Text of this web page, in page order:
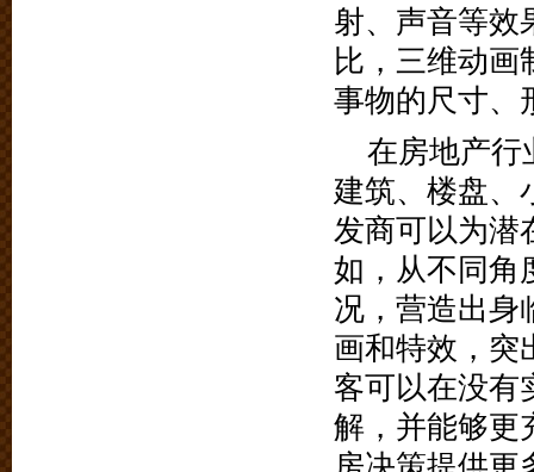
射、声音等效
比，三维动画
事物的尺寸、
在房地产行
建筑、楼盘、
发商可以为潜
如，从不同角
况，营造出身
画和特效，突
客可以在没有
解，并能够更